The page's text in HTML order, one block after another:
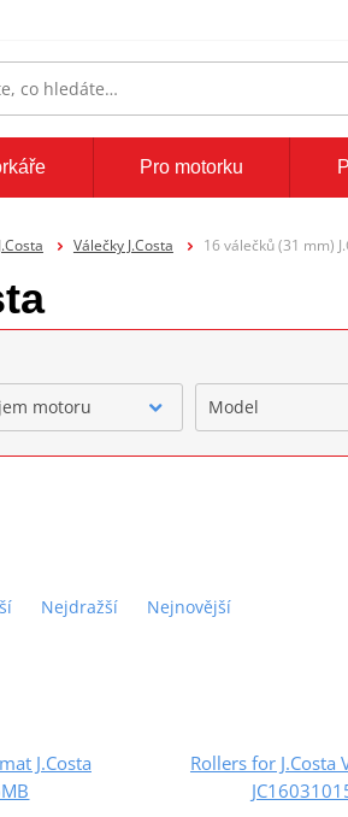
Pro motorku
Válečky J.Costa 16 válečků (31 mm)
motoru Model
Nejdražší Nejnovější
J.Costa
Rollers for J.Costa